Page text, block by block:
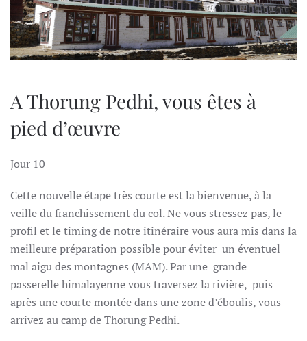
A Thorung Pedhi, vous êtes à
pied d’œuvre
Jour 10
Cette nouvelle étape très courte est la bienvenue, à la
veille du franchissement du col. Ne vous stressez pas, le
profil et le timing de notre itinéraire vous aura mis dans la
meilleure préparation possible pour éviter un éventuel
mal aigu des montagnes (MAM). Par une grande
passerelle himalayenne vous traversez la rivière, puis
après une courte montée dans une zone d’éboulis, vous
arrivez au camp de Thorung Pedhi.